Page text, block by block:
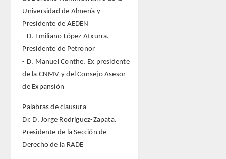
Universidad de Almería y
Presidente de AEDEN
- D. Emiliano López Atxurra.
Presidente de Petronor
- D. Manuel Conthe. Ex presidente
de la CNMV y del Consejo Asesor
de Expansión
Palabras de clausura
Dr. D. Jorge Rodríguez-Zapata.
Presidente de la Sección de
Derecho de la RADE